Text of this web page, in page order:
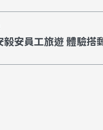
安員工旅遊 體驗搭